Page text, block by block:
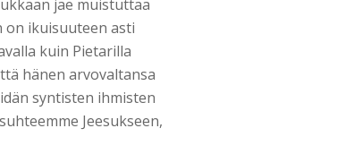
jae muistuttaa
on ikuisuuteen asti
kuin Pietarilla
hänen arvovaltansa
syntisten ihmisten
Jeesukseen,